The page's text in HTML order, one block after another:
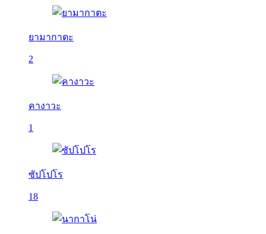
ยามากาตะ
2
คางาวะ
1
ซัปโปโร
18